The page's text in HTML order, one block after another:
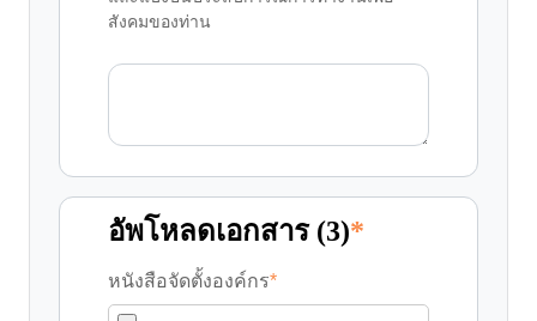
สังคมของท่าน
อัพโหลดเอกสาร (3)*
หนังสือจัดตั้งองค์กร*